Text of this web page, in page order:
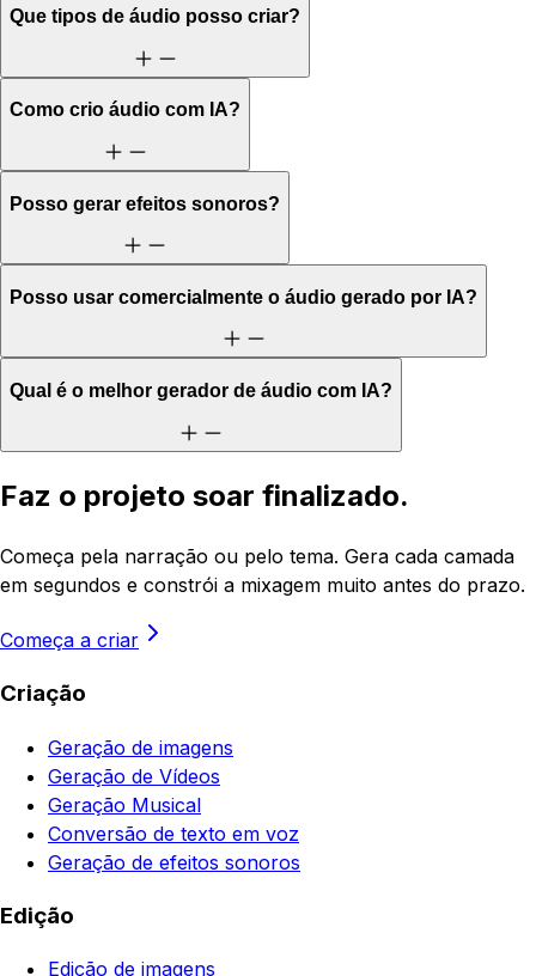
Que tipos de áudio posso criar?
Como crio áudio com IA?
Posso gerar efeitos sonoros?
Posso usar comercialmente o áudio gerado por IA?
Qual é o melhor gerador de áudio com IA?
Faz o projeto soar finalizado.
Começa pela narração ou pelo tema. Gera cada camada
em segundos e constrói a mixagem muito antes do prazo.
Começa a criar
Criação
Geração de imagens
Geração de Vídeos
Geração Musical
Conversão de texto em voz
Geração de efeitos sonoros
Edição
Edição de imagens